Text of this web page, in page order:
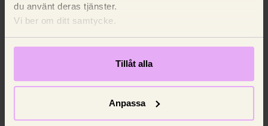
du använt deras tjänster.
Vi ber om ditt samtycke.
Tillåt alla
Anpassa
Varningslampor i bilen – vad
betyder de?
Vi går igenom vad varningslamporna betyder
8 juni 2025,Johan Nilsson